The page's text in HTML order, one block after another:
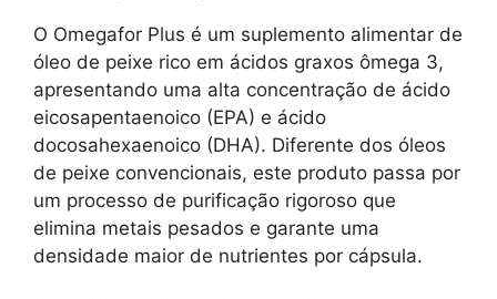
O Omegafor Plus é um suplemento alimentar de
óleo de peixe rico em ácidos graxos ômega 3,
apresentando uma alta concentração de ácido
eicosapentaenoico (EPA) e ácido
docosahexaenoico (DHA). Diferente dos óleos
de peixe convencionais, este produto passa por
um processo de purificação rigoroso que
elimina metais pesados e garante uma
densidade maior de nutrientes por cápsula.